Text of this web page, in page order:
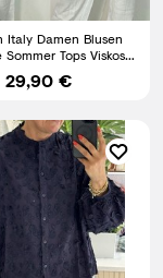
Italy Damen Blusen
Tops Viskose
Leo Print
29,90 €